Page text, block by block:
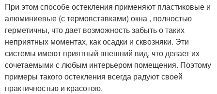
При этом способе остекления применяют пластиковые и
алюминиевые (с термовставками) окна , полностью
герметичны, что дает возможность забыть о таких
неприятных моментах, как осадки и сквозняки. Эти
системы имеют приятный внешний вид, что делает их
сочетаемыми с любым интерьером помещения. Поэтому
примеры такого остекления всегда радуют своей
практичностью и красотою.